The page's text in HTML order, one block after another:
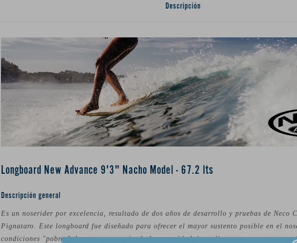
Descripción
Longboard New Advance 9'3" Nacho Model - 67.2 lts
Descripción general
Es un noserider por excelencia, resultado de dos años de desarrollo y pruebas de Neco
Pignataro. Este longboard fue diseñado para ofrecer el mayor sustento posible en el
condiciones "pobres" de mar y manteniendo la capacidad de realizar curvas con poco